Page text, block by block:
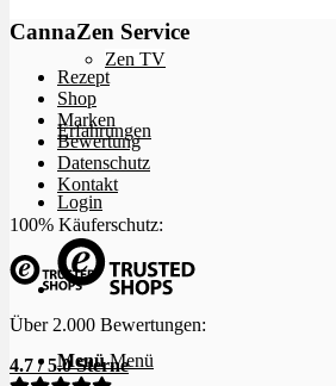
Zen TV
Erfahrungen
Login
Menü Menü
CannaZen Service
Rezept
Shop
Marken
Bewertung
Datenschutz
Kontakt
100% Käuferschutz:
Über 2.000 Bewertungen:
4.7 / 5.0 Sterne